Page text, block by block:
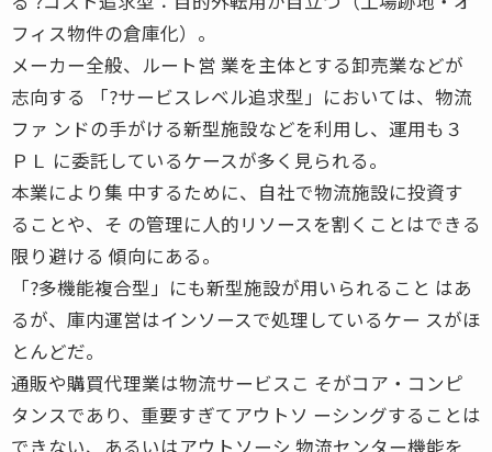
フィス物件の倉庫化）。
メーカー全般、ルート営 業を主体とする卸売業などが
志向する 「?サービスレベル追求型」においては、物流
ファ ンドの手がける新型施設などを利用し、運用も３
ＰＬ に委託しているケースが多く見られる。
本業により集 中するために、自社で物流施設に投資す
ることや、そ の管理に人的リソースを割くことはできる
限り避ける 傾向にある。
「?多機能複合型」にも新型施設が用いられること はあ
るが、庫内運営はインソースで処理しているケー スがほ
とんどだ。
通販や購買代理業は物流サービスこ そがコア・コンピ
タンスであり、重要すぎてアウトソ ーシングすることは
できない、あるいはアウトソーシ 物流センター機能を